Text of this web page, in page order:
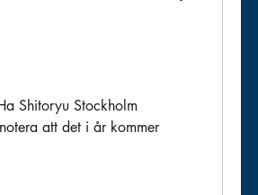
Shitoryu Stockholm
att det i år kommer